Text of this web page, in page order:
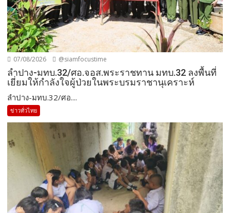
07/08/2026 @siamfocustime
ลำปาง-มทบ.32/ศอ.จอส.พระราชทาน มทบ.32 ลงพื้นที่
เยี่ยมให้กำลังใจผู้ป่วยในพระบรมราชานุเคราะห์
ลำปาง-มทบ.32/ศอ....
ข่าวทั่วไทย